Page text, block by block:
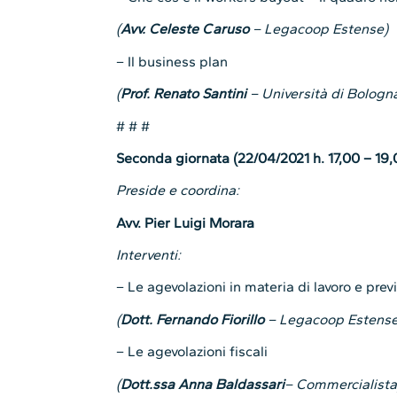
(Avv. Celeste Caruso– Legacoop Estense)
– Il business plan
(Prof. Renato Santini– Università di
# # #
Seconda giornata (22/04/2021 h. 17,00 –
Preside e coordina:
Avv. Pier Luigi Morara
Interventi:
– Le agevolazioni in materia di lavoro e
(Dott. Fernando Fiorillo– Legacoop
– Le agevolazioni fiscali
(Dott.ssa Anna Baldassari–